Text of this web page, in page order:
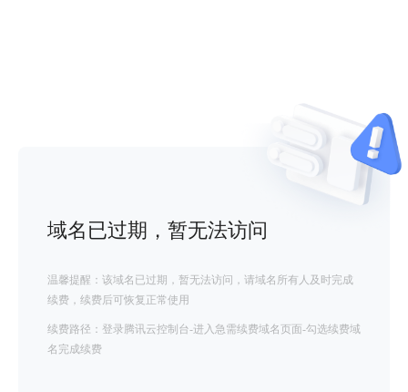
域名已过期，暂无法访问
温馨提醒：该域名已过期，暂无法访问，请域名所有人及时完成
续费，续费后可恢复正常使用
续费路径：登录腾讯云控制台-进入急需续费域名页面-勾选续费域
名完成续费